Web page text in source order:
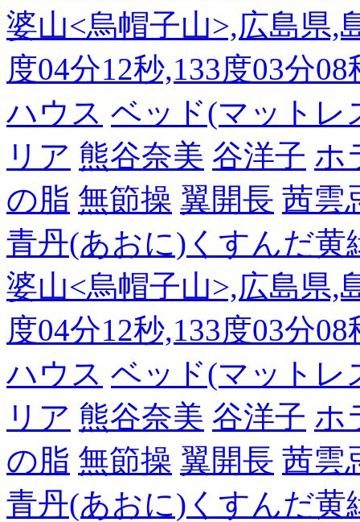
婆山<烏帽子山>,広島県,
度04分12秒,133度03分
ハウス ベッド(マットレ
リア 熊谷奈美 谷洋子 ホ
の脂 無節操 翼開長 茜雲
青丹(あおに)くすんだ黄
婆山<烏帽子山>,広島県,
度04分12秒,133度03分
ハウス ベッド(マットレ
リア 熊谷奈美 谷洋子 ホ
の脂 無節操 翼開長 茜雲
青丹(あおに)くすんだ黄